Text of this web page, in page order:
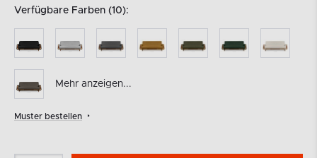
Verfügbare Farben (10):
Mehr anzeigen...
Muster bestellen